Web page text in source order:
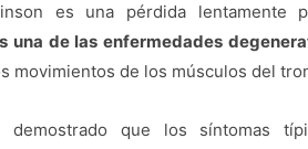
es una pérdida lentamente
una de las enfermedades
movimientos de los músculos del
demostrado que los síntomas